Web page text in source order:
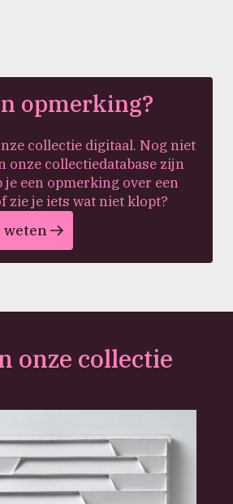
opmerking?
collectie digitaal. Nog niet
onze collectiedatabase zijn
je een opmerking over een
zie je iets wat niet klopt?
weten
onze collectie